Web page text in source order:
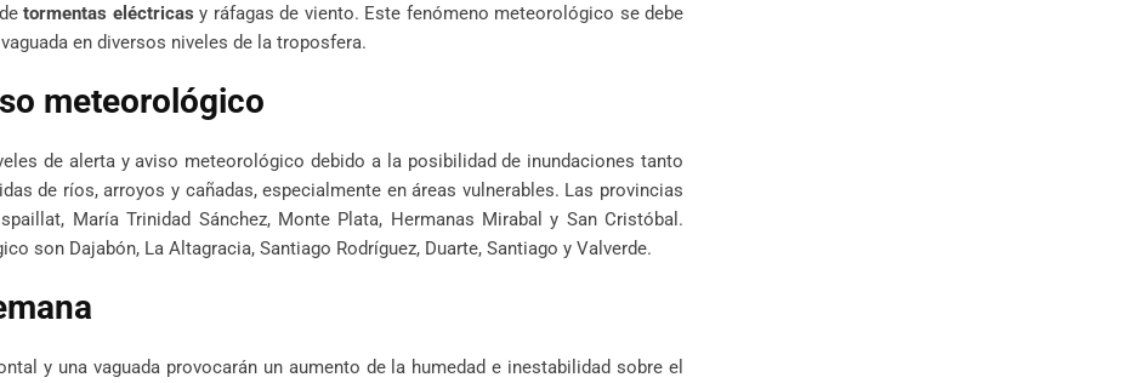
tormentas eléctricas y ráfagas de viento. Este fenómeno meteorológico se debe
en diversos niveles de la troposfera.
meteorológico
de alerta y aviso meteorológico debido a la posibilidad de inundaciones tanto
de ríos, arroyos y cañadas, especialmente en áreas vulnerables. Las provincias
María Trinidad Sánchez, Monte Plata, Hermanas Mirabal y San Cristóbal.
son Dajabón, La Altagracia, Santiago Rodríguez, Duarte, Santiago y Valverde.
y una vaguada provocarán un aumento de la humedad e inestabilidad sobre el